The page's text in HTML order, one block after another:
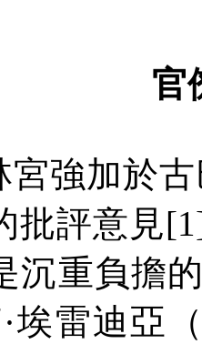
官
宮強加於
批評意見
沉重負擔
·埃雷迪亞